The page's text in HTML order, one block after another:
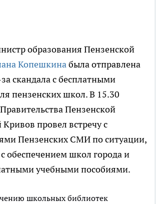
образования Пензенской
Копешкинабыла отправлена
скандала с бесплатными
пензенских школ. В 15.30
Пензенской
провел встречу с
Пензенских СМИ по ситуации,
обеспечением школ города и
учебными пособиями.
школьных библиотек